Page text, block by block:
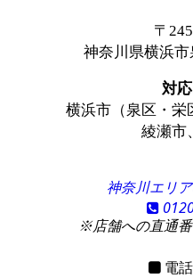
〒
神奈川県横浜
対
横浜市（泉区・栄
綾瀬市
神奈川エリ
※店舗への直通
電